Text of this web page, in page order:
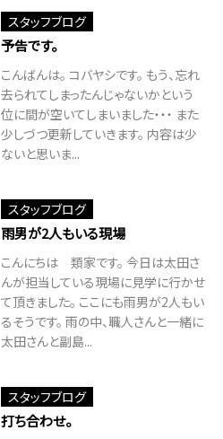
スタッフブログ
予告です。
こんばんは。 コバヤシです。 もう、忘れ
去られてしまったんじゃないかという
位に間が空いてしまいました・・・ また
少しづつ更新していきます。 内容は少
ないと思いま...
スタッフブログ
雨男が2人もいる現場
こんにちは 類家です。 今日は太田さ
んが担当している現場に見学に行かせ
て頂きました。 ここにも雨男が2人もい
るそうです。 雨の中、職人さんと一緒に
太田さんと副島...
スタッフブログ
打ち合わせ。